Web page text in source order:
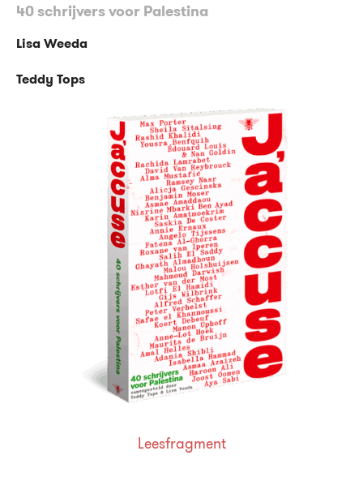
Gratis
retourneren
40 schrijvers voor Palestina
Lisa Weeda
Teddy Tops
Leesfragment